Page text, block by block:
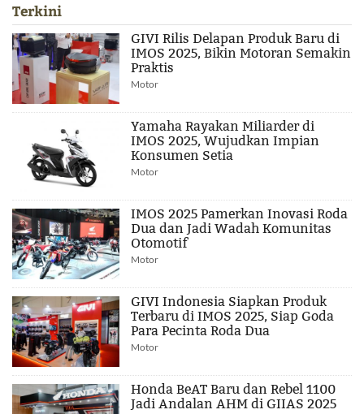
Terkini
GIVI Rilis Delapan Produk Baru di
IMOS 2025, Bikin Motoran Semakin
Praktis
Motor
Yamaha Rayakan Miliarder di
IMOS 2025, Wujudkan Impian
Konsumen Setia
Motor
IMOS 2025 Pamerkan Inovasi Roda
Dua dan Jadi Wadah Komunitas
Otomotif
Motor
GIVI Indonesia Siapkan Produk
Terbaru di IMOS 2025, Siap Goda
Para Pecinta Roda Dua
Motor
Honda BeAT Baru dan Rebel 1100
Jadi Andalan AHM di GIIAS 2025